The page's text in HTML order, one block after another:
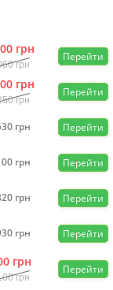
грн
грн
Перейти
грн
грн
Перейти
грн Перейти
грн Перейти
грн Перейти
грн Перейти
грн
грн
Перейти